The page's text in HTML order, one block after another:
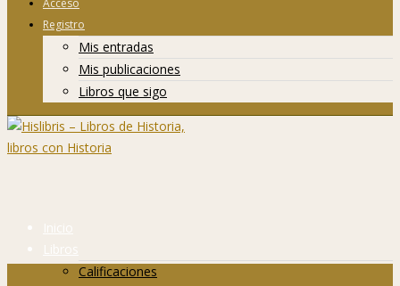
Acceso
Registro
Mis entradas
Mis publicaciones
Libros que sigo
Inicio
Libros
Calificaciones